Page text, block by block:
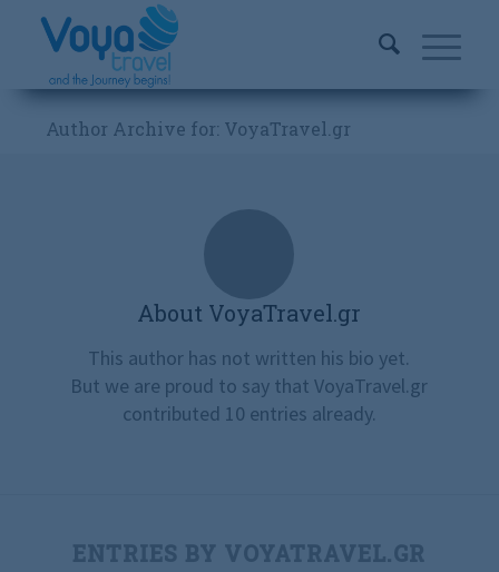
Author Archive for: VoyaTravel.gr
About VoyaTravel.gr
This author has not written his bio yet.
But we are proud to say thatVoyaTravel.gr
contributed 10 entries already.
ENTRIES BY VOYATRAVEL.GR